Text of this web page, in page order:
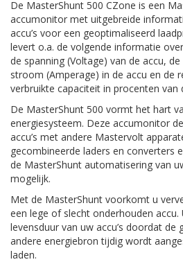
De MasterShunt 500 CZone is een
accumonitor met uitgebreide
accu’s voor een geoptimaliseerd
levert o.a. de volgende informatie
de spanning (Voltage) van de accu,
stroom (Amperage) in de accu en de
verbruikte capaciteit in procenten van
De MasterShunt 500 vormt het hart
energiesysteem. Deze accumonitor
accu’s met andere Mastervolt
gecombineerde laders en converters
de MasterShunt automatisering van
mogelijk.
Met de MasterShunt voorkomt u
een lege of slecht onderhouden accu.
levensduur van uw accu’s doordat
andere energiebron tijdig wordt
laden.